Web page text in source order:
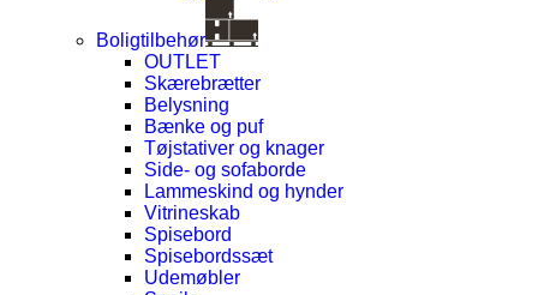
Boligtilbehør
OUTLET
Skærebrætter
Belysning
Bænke og puf
Tøjstativer og knager
Side- og sofaborde
Lammeskind og hynder
Vitrineskab
Spisebord
Spisebordssæt
Udemøbler